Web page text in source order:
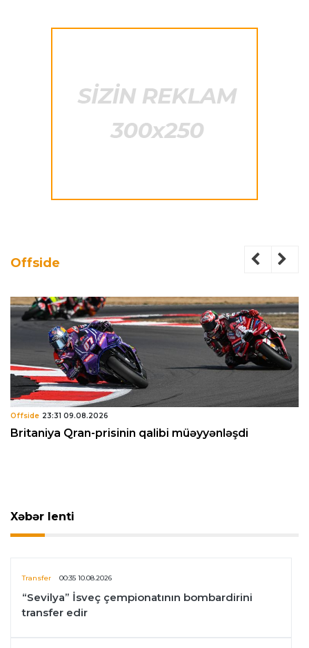
Offside
Offside 23:31 09.08.2026
Britaniya Qran-prisinin qalibi müəyyənləşdi
Xəbər lenti
Transfer 00:35 10.08.2026
“Sevilya” İsveç çempionatının bombardirini
transfer edir